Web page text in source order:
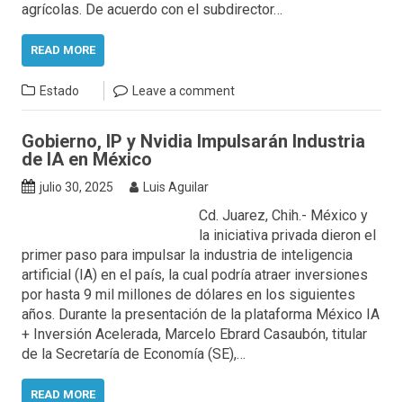
agrícolas. De acuerdo con el subdirector…
READ MORE
Estado Leave a comment
Gobierno, IP y Nvidia Impulsarán Industria
de IA en México
julio 30, 2025 Luis Aguilar
Cd. Juarez, Chih.- México y
la iniciativa privada dieron el
primer paso para impulsar la industria de inteligencia
artificial (IA) en el país, la cual podría atraer inversiones
por hasta 9 mil millones de dólares en los siguientes
años. Durante la presentación de la plataforma México IA
+ Inversión Acelerada, Marcelo Ebrard Casaubón, titular
de la Secretaría de Economía (SE),…
READ MORE